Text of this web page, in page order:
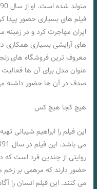
فیلم های بسیاری حضور پیدا
ایران مهاجرت کرد و در زمینه
معروف ترین فروشگاه های
عنوان مدل برای آن ها
صدف در آن ها حضور داشته
هیچ کجا هیچ کس
این فیلم را ابراهیم شیبانی
روایتی از چندین فرد است که
حضور دارند که مرهمی بر زخم
می کنند. این فیلم انسان را